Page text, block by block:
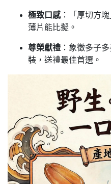
極致口感：「厚切方
薄片能比擬。
尊榮獻禮 ：象徵多子
裝，送禮最佳首選。